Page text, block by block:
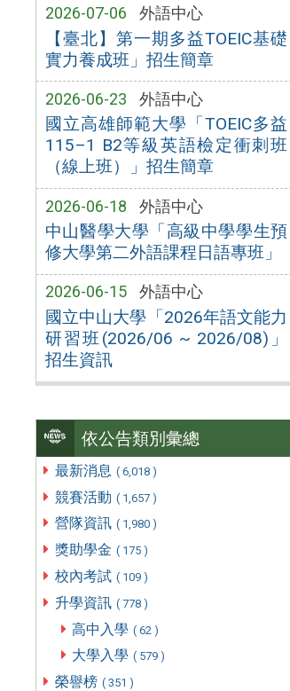
2026-07-06 外語中心
【臺北】第一期多益TOEIC基礎
實力養成班」招生簡章
2026-06-23 外語中心
國立高雄師範大學「TOEIC多益
115–1 B2等級英語檢定衝刺班
（線上班）」招生簡章
2026-06-18 外語中心
中山醫學大學「高級中學學生預
修大學第二外語課程日語專班」
2026-06-15 外語中心
國立中山大學「2026年語文能力
研習班(2026/06 ~ 2026/08)」
招生資訊
依公告類別彙總
最新消息 ( 6,018 )
競賽活動 ( 1,657 )
營隊資訊 ( 1,980 )
獎助學金 ( 175 )
校內考試 ( 109 )
升學資訊 ( 778 )
高中入學 ( 62 )
大學入學 ( 579 )
榮譽榜 ( 351 )